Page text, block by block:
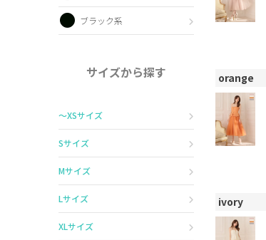
ブラック系
サイズから探す
〜XSサイズ
Sサイズ
Mサイズ
Lサイズ
XLサイズ
orange
ivory